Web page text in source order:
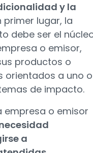
y la
primer lugar, la
debe ser el
o emisor,
productos o
orientados a uno o
de impacto.
empresa o emisor
a